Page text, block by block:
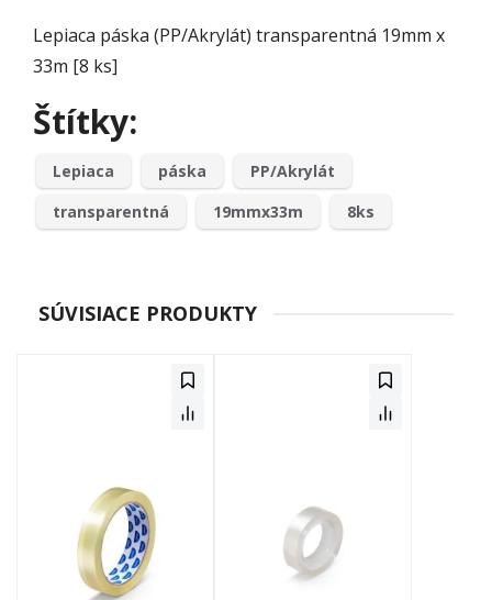
Lepiaca páska (PP/Akrylát) transparentná 19mm x
33m [8 ks]
Štítky:
Lepiaca páska
PP/Akrylát
transparentná
19mmx33m 8ks
SÚVISIACE PRODUKTY